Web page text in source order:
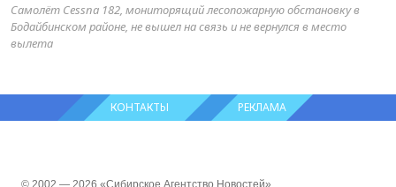
Самолёт Cessna 182, мониторящий лесопожарную обстановку в
Бодайбинском районе, не вышел на связь и не вернулся в место
вылета
КОНТАКТЫ РЕКЛАМА
© 2002 — 2026 «Сибирское Агентство Новостей»